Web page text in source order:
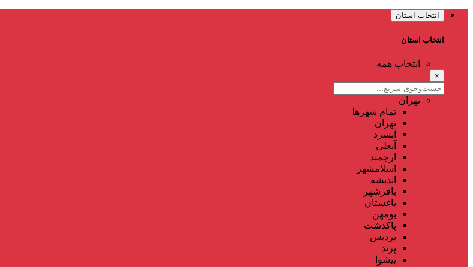
انتخاب استان
انتخاب استان
انتخاب همه
×
تهران
تمام شهر‌ها
تهران
آبسرد
آبعلی
ارجمند
اسلامشهر
اندیشه
باقرشهر
باغستان
بومهن
پاکدشت
پردیس
پرند
پیشوا